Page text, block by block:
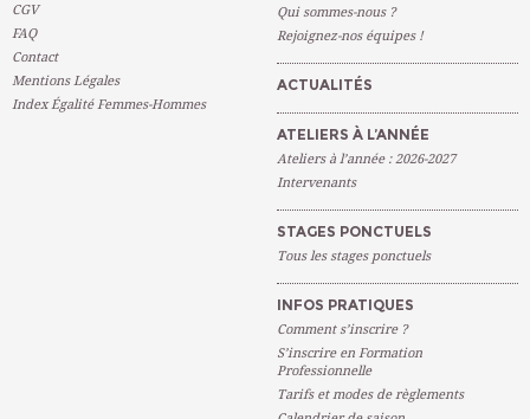
CGV
FAQ
Contact
Mentions Légales
Index Égalité Femmes-Hommes
Qui sommes-nous ?
Rejoignez-nos équipes !
ACTUALITÉS
ATELIERS À L’ANNÉE
Ateliers à l’année : 2026-2027
Intervenants
STAGES PONCTUELS
Tous les stages ponctuels
INFOS PRATIQUES
Comment s’inscrire ?
S’inscrire en Formation
Professionnelle
Tarifs et modes de règlements